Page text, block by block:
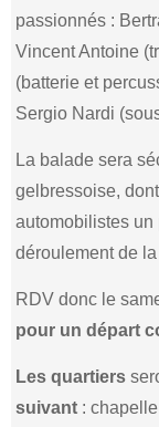
passionnés :
Vincent Antoine
(batterie et
Sergio Nardi
La balade sera
gelbressoise,
automobilistes un
déroulement de
RDV donc le
pour un départ
Les quartiers
suivant :